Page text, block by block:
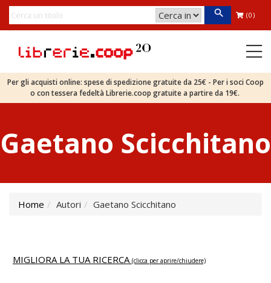
(0)
Per gli acquisti online: spese di spedizione gratuite da 25€ - Per i soci Coop
o con tessera fedeltà Librerie.coop gratuite a partire da 19€.
Gaetano Scicchitano
Home Autori Gaetano Scicchitano
MIGLIORA LA TUA RICERCA (clicca per aprire/chiudere)